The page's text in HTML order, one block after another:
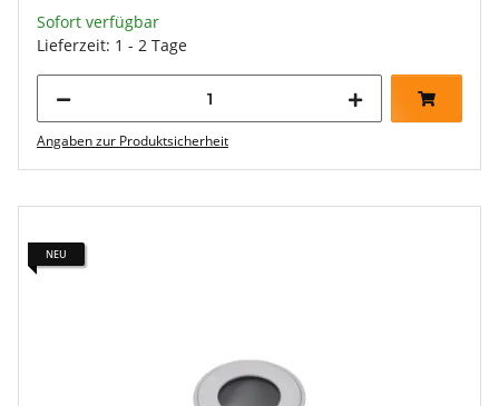
Sofort verfügbar
Lieferzeit: 1 - 2 Tage
Angaben zur Produktsicherheit
NEU